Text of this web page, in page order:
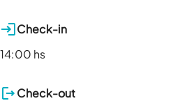
Check-in
14:00 hs
Check-out